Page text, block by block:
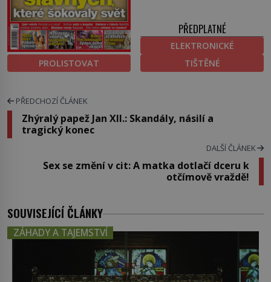
PROLISTOVAT
PŘEDPLATNÉ
ELEKTRONICKÉ
TIŠTĚNÉ
PŘEDCHOZÍ ČLÁNEK
Zhýralý papež Jan XII.: Skandály, násilí a
tragický konec
DALŠÍ ČLÁNEK
Sex se změní v cit: A matka dotlačí dceru k
otčímově vraždě!
SOUVISEJÍCÍ ČLÁNKY
ZÁHADY A TAJEMSTVÍ